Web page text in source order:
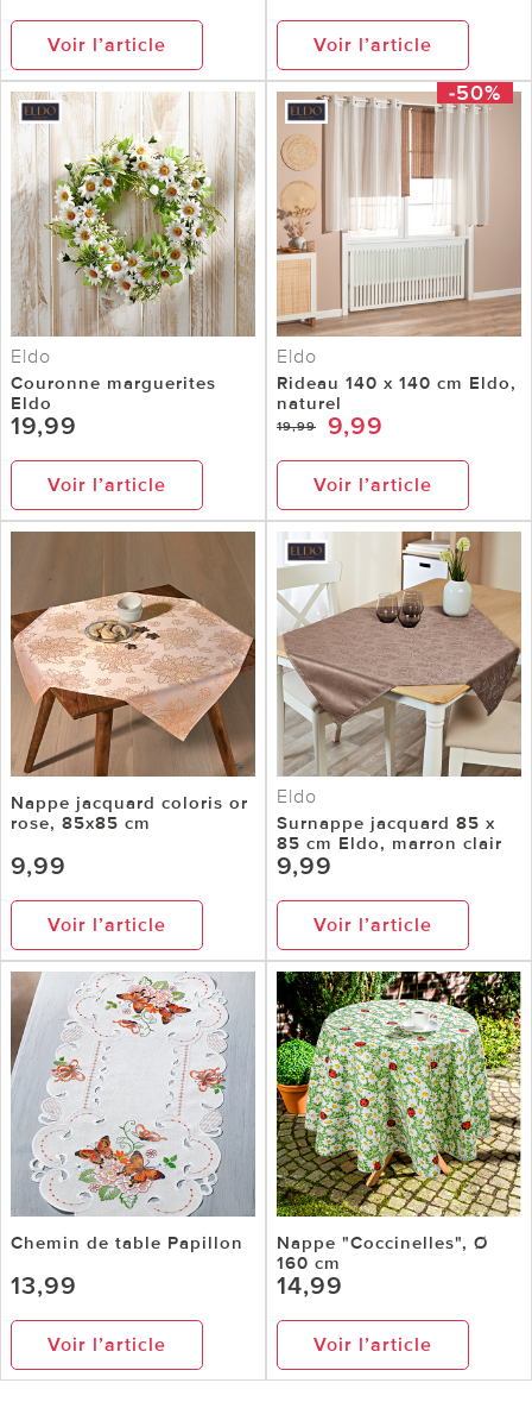
Voir l’article Voir l’article
Eldo
Couronne marguerites
Eldo
19,99
Voir l’article
-50%
Eldo
Rideau 140 x 140 cm Eldo,
naturel
19,99 9,99
Voir l’article
Nappe jacquard coloris or
rose, 85x85 cm
9,99
Voir l’article
Eldo
Surnappe jacquard 85 x
85 cm Eldo, marron clair
9,99
Voir l’article
Chemin de table Papillon
13,99
Voir l’article
Nappe "Coccinelles", Ø
160 cm
14,99
Voir l’article